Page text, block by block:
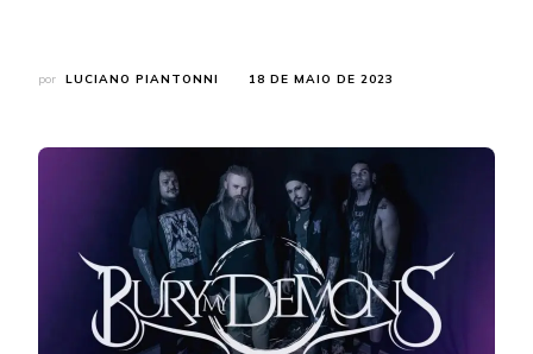
por LUCIANO PIANTONNI 18 DE MAIO DE 2023